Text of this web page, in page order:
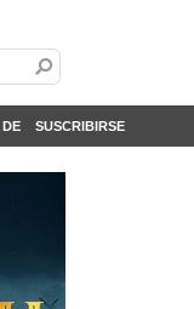
SUSCRIBIRSE